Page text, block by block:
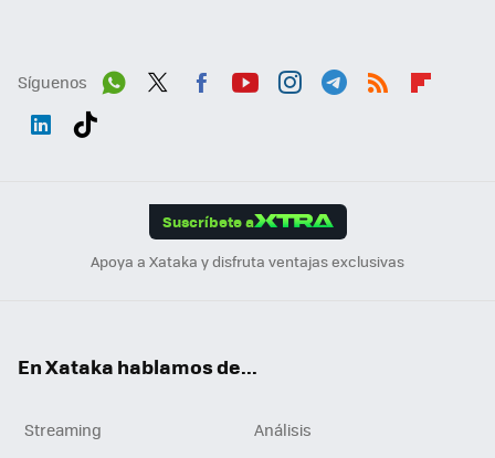
Síguenos
Suscríbete a
Apoya a Xataka y disfruta ventajas exclusivas
En Xataka hablamos de...
Streaming
Análisis